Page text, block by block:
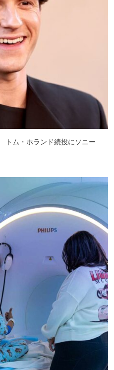
トム・ホランド続投にソニー